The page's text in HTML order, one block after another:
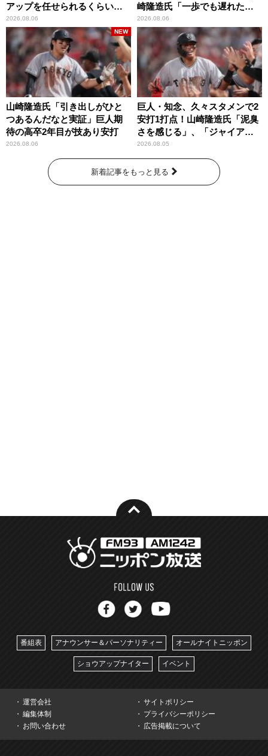
アップを任せられるくらいま
では成長して」
2026.08.06
崎隆造氏「一歩でも遅れた
ら…」
2026.08.06
山崎隆造氏「引き出しがひと
つあるんだなと実証」巨人期
待の高卒2年目が技あり安打
2026.08.06
NEW
巨人・知念、久々スタメンで2
安打1打点！山崎隆造氏「泥臭
さを感じる」、「ジャイアン
ツには少ないタイプ」
2026.08.05
新着記事をもっと見る
番組表 アナウンサー＆パーソナリティー オールナイトニッポン
ショウアップナイター イベント
運営会社
サイトポリシー
編集体制
プライバシーポリシー
お問い合わせ
広告掲載について